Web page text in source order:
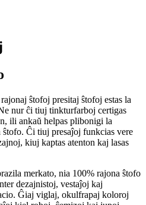
ŝtofoj presitaj ŝtofoj estas la
nur ĉi tiuj tinkturfarboj certigas
ili ankaŭ helpas plibonigi la
ŝtofo. Ĉi tiuj presaĵoj funkcias vere
kiuj kaptas atenton kaj lasas
merkato, nia 100% rajona ŝtofo
dezajnistoj, vestaĵoj kaj
Ĝiaj viglaj, okulfrapaj koloroj